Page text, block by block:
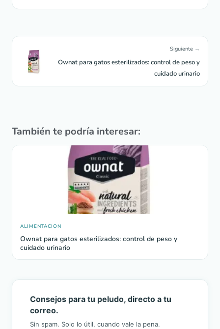
Siguiente →
Ownat para gatos esterilizados: control de peso y
cuidado urinario
También te podría interesar:
ALIMENTACION
Ownat para gatos esterilizados: control de peso y
cuidado urinario
Consejos para tu peludo, directo a tu
correo.
Sin spam. Solo lo útil, cuando vale la pena.